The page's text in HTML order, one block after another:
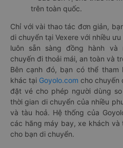
trên toàn quốc.
Chỉ với vài thao tác đơn giản,
di chuyển tại Vexere với nhiều
luôn sẵn sàng đồng hành và
chuyến đi thoải mái, an toàn và
Bên cạnh đó, bạn có thể tham
khác tại Goyolo.com cho chuyến
đặt vé cho phép người dùng
thời gian di chuyển của nhiều
và tàu hoả. Hệ thống của
các hãng máy bay, xe khách và
cho bạn di chuyển.